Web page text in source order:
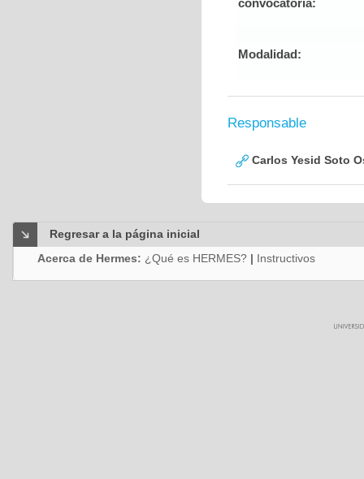
convocatoria:
Modalidad:
Responsable
Carlos Yesid Soto
Regresar a la página inicial
Acerca de Hermes: ¿Qué es HERMES? | Instructivos